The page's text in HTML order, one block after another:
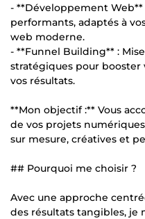
- **Développement Web**
performants, adaptés à
web moderne.
- **Funnel Building** :
stratégiques pour booster
vos résultats.
**Mon objectif :** Vous
de vos projets
sur mesure, créatives et
## Pourquoi me choisir ?
Avec une approche
des résultats tangibles, je